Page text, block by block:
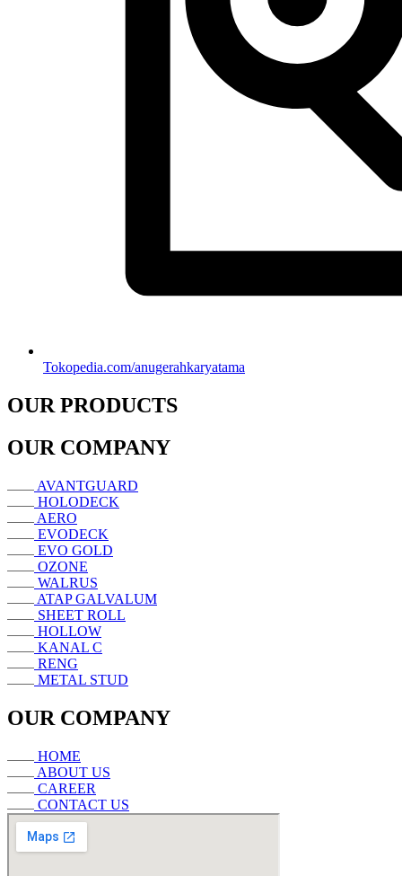
Tokopedia.com/anugerahkaryatama
OUR PRODUCTS
OUR COMPANY
AVANTGUARD
HOLODECK
AERO
EVODECK
EVO GOLD
OZONE
WALRUS
ATAP GALVALUM
SHEET ROLL
HOLLOW
KANAL C
RENG
METAL STUD
OUR COMPANY
HOME
ABOUT US
CAREER
CONTACT US